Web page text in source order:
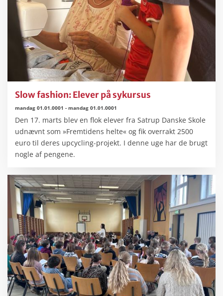
Slow fashion: Elever på sykursus
mandag 01.01.0001 - mandag 01.01.0001
Den 17. marts blev en flok elever fra Satrup Danske Skole
udnævnt som »Fremtidens helte« og fik overrakt 2500
euro til deres upcycling-projekt. I denne uge har de brugt
nogle af pengene.